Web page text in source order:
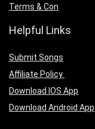
Terms & Con
Helpful Links
Submit Songs
Affiliate Policy
Download IOS App
Download Android App